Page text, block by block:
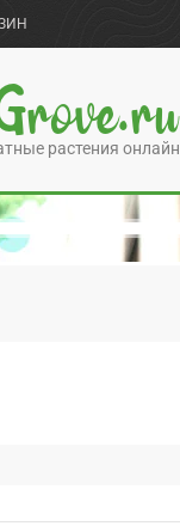
растения онлайн